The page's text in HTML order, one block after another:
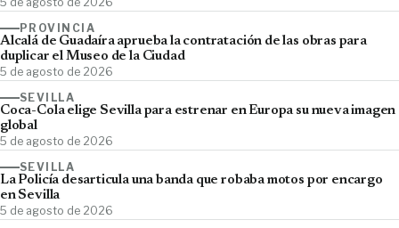
PROVINCIA
Alcalá de Guadaíra aprueba la contratación de las obras para
duplicar el Museo de la Ciudad
5 de agosto de 2026
SEVILLA
Coca-Cola elige Sevilla para estrenar en Europa su nueva imagen
global
5 de agosto de 2026
SEVILLA
La Policía desarticula una banda que robaba motos por encargo
en Sevilla
5 de agosto de 2026